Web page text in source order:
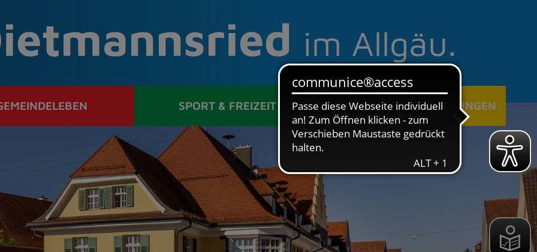
im Allgäu.
SPORT & FREIZEIT ÖFFENTLICHE EINRICHTUNGEN